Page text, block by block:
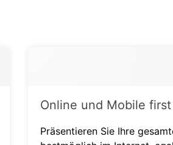
Online und Mobile first
Präsentieren Sie Ihre